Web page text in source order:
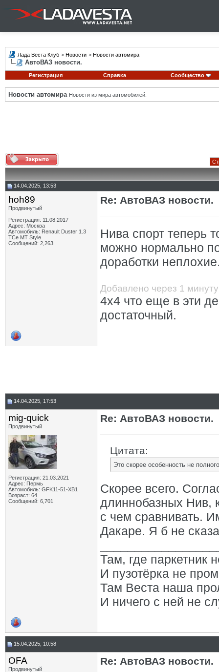
Лада Веста Клуб > Новости > Новости автомира
АвтоВАЗ новости.
Регистрация Справка Сообщество
Новости автомира Новости из мира автомобилей.
14.04.2025, 13:53
hoh89
Продвинутый
Регистрация: 11.08.2017
Адрес: Москва
Автомобиль: Renault Duster 1.3
TCe MT Style
Сообщений: 2,263
Re: АвтоВАЗ новости.
Нива спорт теперь
можно нормально
доработки
Добавлено через 1 минуту
4х4 что еще в эти
достаточный.
14.04.2025, 17:53
mig-quick
Продвинутый
Регистрация: 21.03.2021
Адрес: Пермь
Автомобиль: GFK11-51-ХВ1
Возраст: 64
Сообщений: 6,701
Re: АвтоВАЗ новости.
Цитата:
Это скорее особенность не
Скорее всего.
длиннобазных Нив,
с чем сравнивать.
Дакаре. Я б не
Там, где паркетник
И пузотёрка не
Там Веста наша
И ничего с ней не
15.04.2025, 10:58
OFA
Продвинутый
Re: АвтоВАЗ новости.